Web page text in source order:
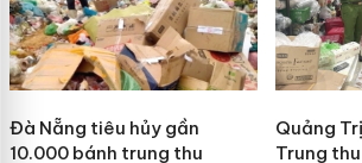
Đà Nẵng tiêu hủy gần
10.000 bánh trung thu
Quảng
Trung